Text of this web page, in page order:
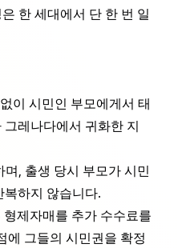
한 세대에서 단 한 번 일
이 시민인 부모에게서 태
레나다에서 귀화한 지
, 출생 당시 부모가 시민
하지 않습니다.
제자매를 추가 수수료를
에 그들의 시민권을 확정